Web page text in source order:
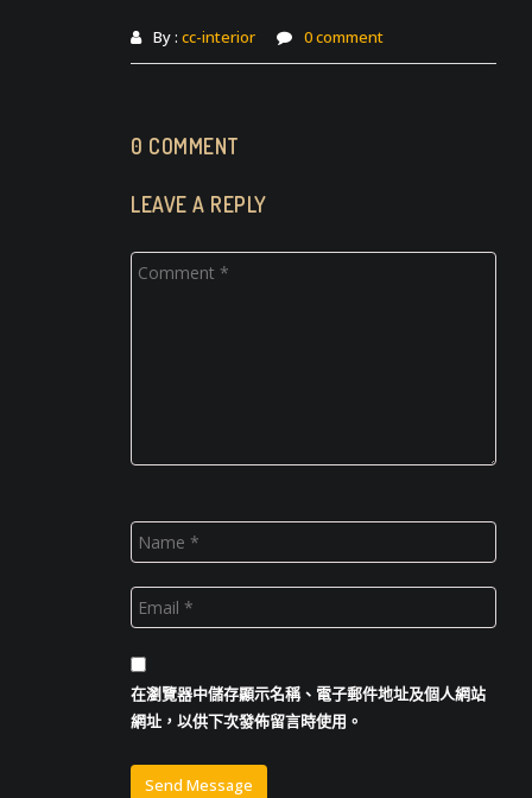
By : cc-interior 0 comment
0 COMMENT
LEAVE A REPLY
在瀏覽器中儲存顯示名稱、電子郵件地址及個人網站
網址，以供下次發佈留言時使用。